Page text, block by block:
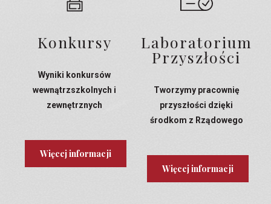
Konkursy
Wyniki konkursów
wewnątrzszkolnych i
zewnętrznych
Więcej informacji
Laboratorium
Przyszłości
Tworzymy pracownię
przyszłości dzięki
środkom z Rządowego
Więcej informacji